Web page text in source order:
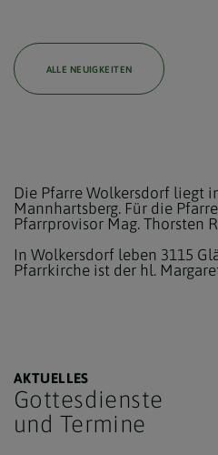
ALLE NEUIGKEITEN
Die Pfarre Wolkersdorf liegt
Mannhartsberg. Für die
Pfarrprovisor Mag. Thorsten
In Wolkersdorf leben 3115
Pfarrkirche ist der hl.
AKTUELLES
Gottesdienste
und Termine